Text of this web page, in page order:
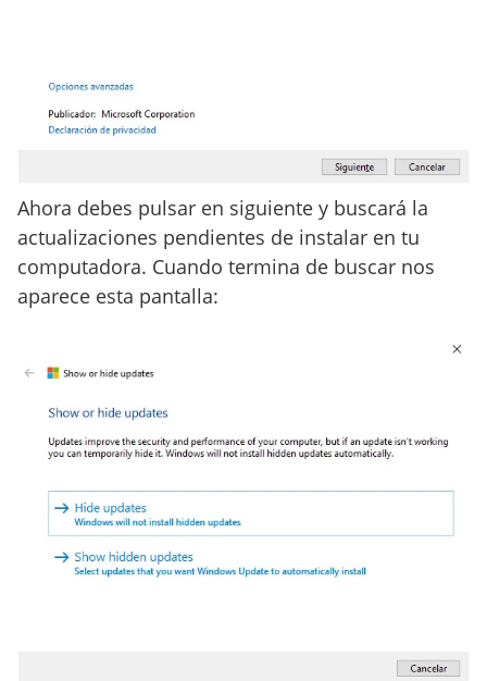
Ahora debes pulsar en siguiente y buscará la
actualizaciones pendientes de instalar en tu
computadora. Cuando termina de buscar nos
aparece esta pantalla: